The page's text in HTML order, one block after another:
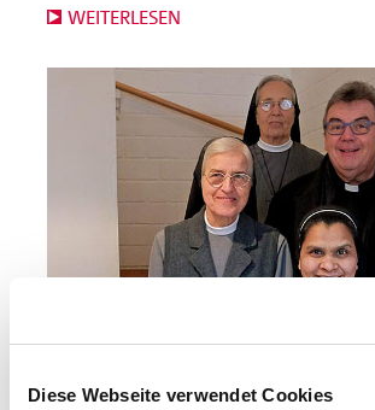
Diese Webseite verwendet Cookies
WEITERLESEN
18.12.2018